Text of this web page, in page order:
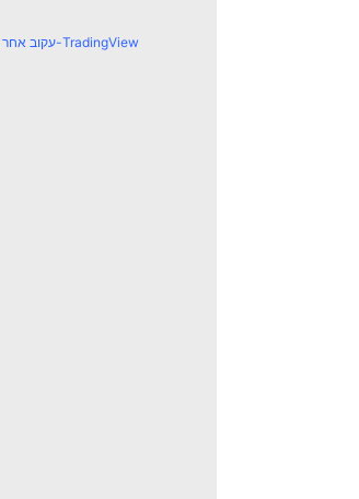
עקוב אחר כל השווקים ב-TradingView